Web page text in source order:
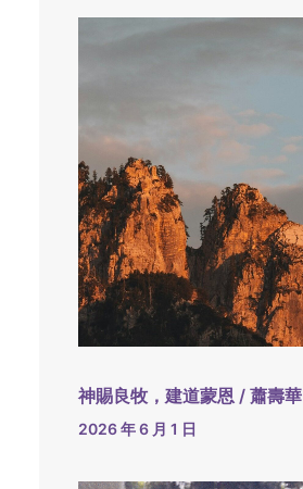
神賜良牧，建道蒙恩 / 蕭壽華
2026 年 6 月 1 日